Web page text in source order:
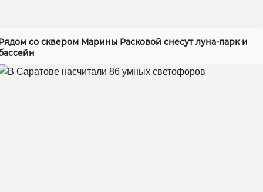
со сквером Марины Расковой снесут луна-парк и